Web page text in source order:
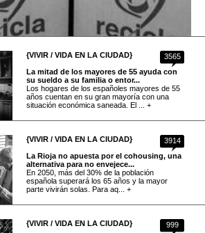
3565
{VIVIR / VIDA EN LA CIUDAD}
La mitad de los mayores de 55 ayuda con
su sueldo a su familia o entor...
Los hogares de los españoles mayores de 55
años cuentan en su gran mayoría con una
situación económica saneada. El ... +
3914
{VIVIR / VIDA EN LA CIUDAD}
La Rioja no apuesta por el cohousing, una
alternativa para no envejece...
En 2050, más del 30% de la población
española superará los 65 años y la mayor
parte vivirán solas. Para aq... +
999
{VIVIR / VIDA EN LA CIUDAD}